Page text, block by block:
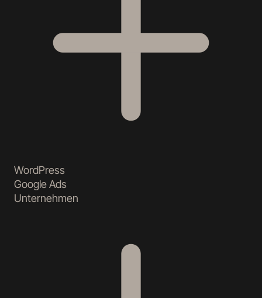
WordPress
Google Ads
Unternehmen